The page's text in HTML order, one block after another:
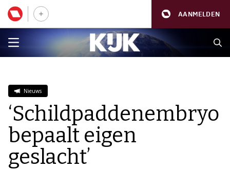
AANMELDEN
Nieuws
‘Schildpaddenembryo
bepaalt eigen
geslacht’